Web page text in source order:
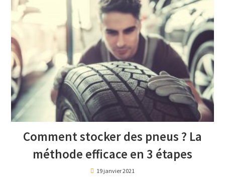
Comment stocker des pneus ? La
méthode efficace en 3 étapes
19 janvier 2021